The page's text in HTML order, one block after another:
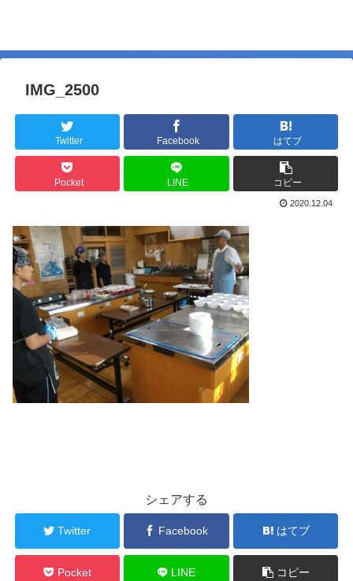
IMG_2500
Twitter Facebook はてブ
Pocket LINE コピー
2020.12.04
シェアする
Twitter Facebook はてブ
Pocket LINE コピー